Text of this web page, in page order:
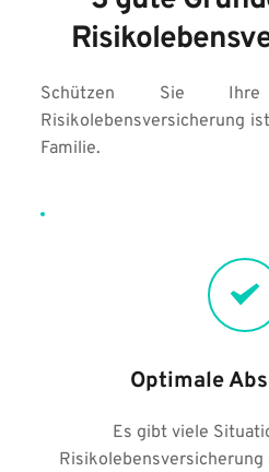
Schützen Sie
Risikolebensversicherung
Familie.
Optimale
Es gibt viele